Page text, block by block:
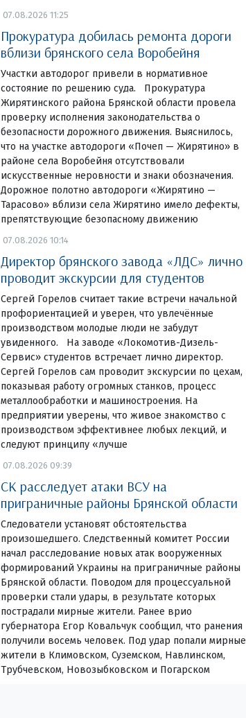
07.08.2026 11:25
Прокуратура добилась ремонта дороги
вблизи брянского села Воробейня
Участки автодорог привели в нормативное
состояние по решению суда. Прокуратура
Жирятинского района Брянской области провела
проверку исполнения законодательства о
безопасности дорожного движения. Выяснилось,
что на участке автодороги «Почеп — Жирятино» в
районе села Воробейня отсутствовали
искусственные неровности и знаки обозначения.
Дорожное полотно автодороги «Жирятино —
Тарасово» вблизи села Жирятино имело дефекты,
препятствующие безопасному движению
07.08.2026 10:14
Директор брянского завода «ЛДС» лично
проводит экскурсии для студентов
Сергей Горелов считает такие встречи начальной
профориентацией и уверен, что увлечённые
производством молодые люди не забудут
увиденного. На заводе «Локомотив-Дизель-
Сервис» студентов встречает лично директор.
Сергей Горелов сам проводит экскурсии по цехам,
показывая работу огромных станков, процесс
металлообработки и машиностроения. На
предприятии уверены, что живое знакомство с
производством эффективнее любых лекций, и
следуют принципу «лучше
07.08.2026 09:39
СК расследует атаки ВСУ на
приграничные районы Брянской области
Следователи установят обстоятельства
произошедшего. Следственный комитет России
начал расследование новых атак вооруженных
формирований Украины на приграничные районы
Брянской области. Поводом для процессуальной
проверки стали удары, в результате которых
пострадали мирные жители. Ранее врио
губернатора Егор Ковальчук сообщил, что ранения
получили восемь человек. Под удар попали мирные
жители в Климовском, Суземском, Навлинском,
Трубчевском, Новозыбковском и Погарском